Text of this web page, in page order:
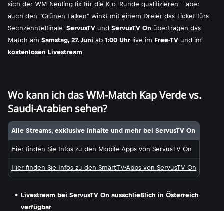
sich der WM-Neuling fix für die K.o.-Runde qualifizieren - aber
auch den "Grünen Falken" winkt mit einem Dreier das Ticket fürs
Sechzehntelfinale. ServusTV und ServusTV On übertragen das
Match am Samstag, 27. Juni ab 1:00 Uhr live im Free-TV und im
kostenlosen Livestream.
Wo kann ich das WM-Match Kap Verde vs.
Saudi-Arabien sehen?
Alle Streams, exklusive Inhalte und mehr bei ServusTV On
Hier finden Sie Infos zu den Mobile Apps von ServusTV On
Hier finden Sie Infos zu den SmartTV-Apps von ServusTV On
Livestream bei ServusTV On ausschließlich in Österreich
verfügbar